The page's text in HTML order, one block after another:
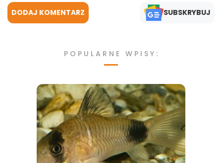
DODAJ KOMENTARZ SUBSKRYBUJ
POPULARNE WPISY: